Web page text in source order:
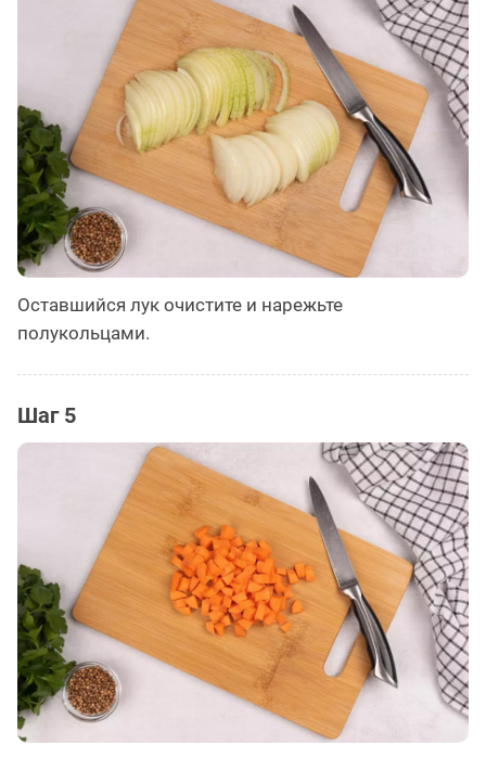
Оставшийся лук очистите и нарежьте
полукольцами.
Шаг 5